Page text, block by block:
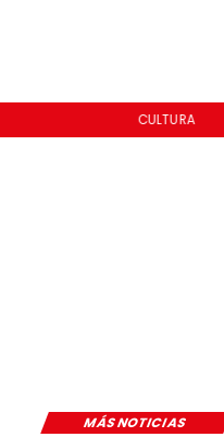
INTERNACIONAL
MÁS NOTICIAS